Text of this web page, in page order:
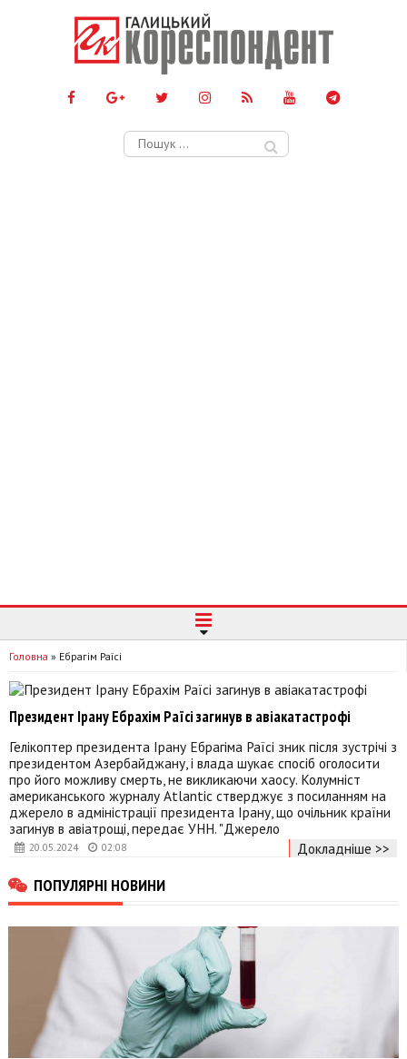
Пошук:
Головна » Ебрагім Раїсі
20.05.2024 02:08
Президент Ірану Ебрахім Раїсі загинув в авіакатастрофі
Гелікоптер президента Ірану Ебрагіма Раїсі зник після зустрічі з
президентом Азербайджану, і влада шукає спосіб оголосити
про його можливу смерть, не викликаючи хаосу. Колумніст
американського журналу Atlantic стверджує з посиланням на
джерело в адміністрації президента Ірану, що очільник країни
загинув в авіатрощі, передає УНН. "Джерело
Докладніше >>
ПОПУЛЯРНІ НОВИНИ